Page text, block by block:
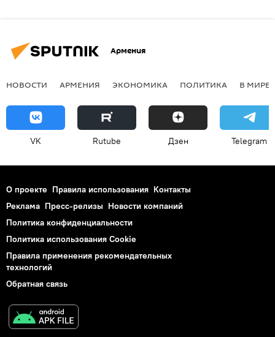
Армения
НОВОСТИ АРМЕНИЯ ЭКОНОМИКА ПОЛИТИКА В МИРЕ
VK Rutube Дзен Telegram
О проекте Правила использования Контакты
Реклама Пресс-релизы Новости компаний
Политика конфиденциальности
Политика использования Cookie
Правила применения рекомендательных
технологий
Обратная связь